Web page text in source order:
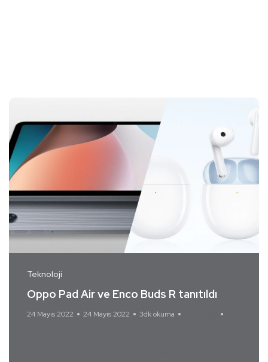
Teknoloji
Oppo Pad Air ve Enco Buds R tanıtıldı
24 Mayıs 2022 24 Mayıs 2022 3dk okuma